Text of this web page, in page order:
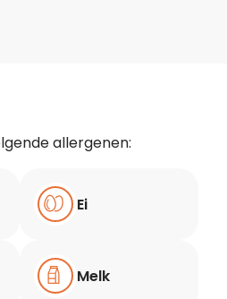
allergenen:
Ei
Melk